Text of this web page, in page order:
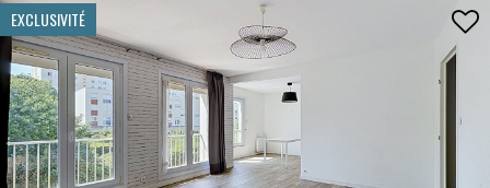
EXCLUSIVITÉ